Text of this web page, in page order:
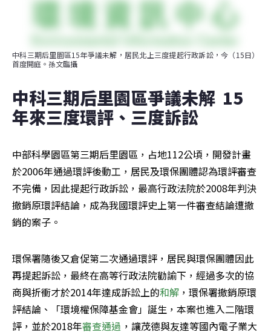
中科三期后里園區15年爭議未解，居民北上三度提起行政訴訟，今（15日）
首度開庭。孫文臨攝
中科三期后里園區爭議未解  15
年來三度環評、三度訴訟
中部科學園區第三期后里園區，占地112公頃，開發計畫
於2006年通過環評後動工，居民及環保團體認為環評審查
不完備，因此提起行政訴訟，最高行政法院於2008年判決
撤銷原環評結論，成為我國環評史上第一件審查結論遭撤
銷的案子。
環保署隨後又倉促第二次通過環評，居民與環保團體因此
再提起訴訟，最終在高等行政法院勸諭下，經過多次的協
商與折衝才於2014年達成訴訟上的和解 ，環保署撤銷原環
評結論、「環境權保障基金會」誕生，本案也進入二階環
評，並於2018年審查通過 ，讓茂德與友達等國內電子業大